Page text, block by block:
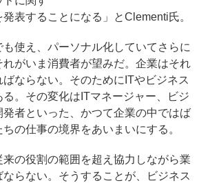
表することになる」とClementi氏。
使え、パーソナル化していてさらに
れがいま消費者が望みだ。企業はそれ
ならない。そのためにITやビジネス
。その変化はITマネージャー、ビジ
者といった、かつて企業の中ではば
の仕事の境界をあいまいにする。
の役割の範囲を超え協力しながら業
らない。そうすることが、ビジネス